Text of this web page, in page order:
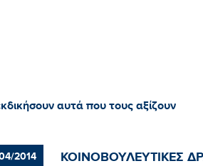
αυτά που τους αξίζουν
2014 ΚΟΙΝΟΒΟΥΛΕΥΤΙΚΕΣ